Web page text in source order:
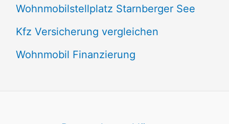
Wohnmobilstellplatz Starnberger See
Kfz Versicherung vergleichen
Wohnmobil Finanzierung